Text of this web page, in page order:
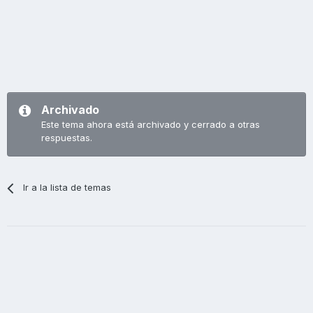
Archivado
Este tema ahora está archivado y cerrado a otras
respuestas.
Ir a la lista de temas